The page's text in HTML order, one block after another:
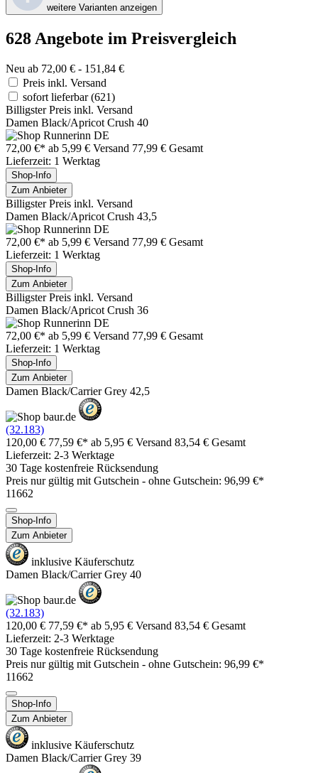
weitere Varianten anzeigen
628 Angebote im Preisvergleich
Neu ab 72,00 € - 151,84 €
Preis inkl. Versand
sofort lieferbar(621)
Billigster Preis inkl. Versand
Damen Black/Apricot Crush 40
72,00 €* ab 5,99 € Versand 77,99 € Gesamt
Lieferzeit: 1 Werktag
Shop-Info
Zum Anbieter
Billigster Preis inkl. Versand
Damen Black/Apricot Crush 43,5
72,00 €* ab 5,99 € Versand 77,99 € Gesamt
Lieferzeit: 1 Werktag
Shop-Info
Zum Anbieter
Billigster Preis inkl. Versand
Damen Black/Apricot Crush 36
72,00 €* ab 5,99 € Versand 77,99 € Gesamt
Lieferzeit: 1 Werktag
Shop-Info
Zum Anbieter
Damen Black/Carrier Grey 42,5
(32.183)
120,00 € 77,59 €* ab 5,95 € Versand 83,54 € Gesamt
Lieferzeit: 2-3 Werktage
30 Tage kostenfreie Rücksendung
Preis nur gültig mit Gutschein - ohne Gutschein: 96,99 €*
11662
Shop-Info
Zum Anbieter
inklusive Käuferschutz
Damen Black/Carrier Grey 40
(32.183)
120,00 € 77,59 €* ab 5,95 € Versand 83,54 € Gesamt
Lieferzeit: 2-3 Werktage
30 Tage kostenfreie Rücksendung
Preis nur gültig mit Gutschein - ohne Gutschein: 96,99 €*
11662
Shop-Info
Zum Anbieter
inklusive Käuferschutz
Damen Black/Carrier Grey 39